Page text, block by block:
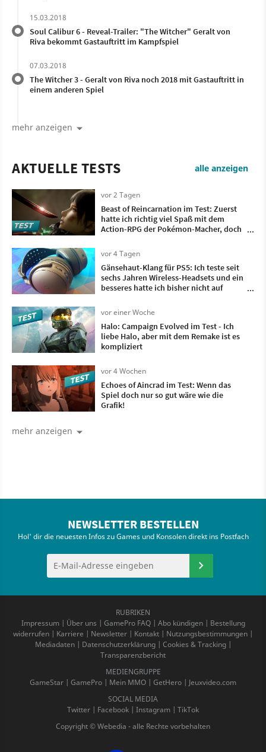
15.03.2018
Soul Calibur 6 - Reveal-Trailer: "The Witcher" Geralt von
Riva bekommt Gastauftritt im Kampfspiel
07.03.2018
The Witcher 3 - Geralt von Riva noch 2018 mit Gastauftritt in
einem anderen Spiel
mehr anzeigen
AKTUELLE TESTS alle anzeigen
vor 2 Tagen
Beast of Reincarnation im Test: Zuerst
hatte ich richtig viel Spaß mit dem
Action-RPG der Pokémon-Macher, doch
vorbei ist
vor 4 Tagen
Gänsehaut-Klang für PS5: Ich teste seit
sechs Jahren Wireless-Headsets und ein
besseres hatte ich bisher nicht auf
vor einer Woche
Halo: Campaign Evolved im Test - Ich
liebe Halo, aber mit dem Remake ist es
kompliziert
vor 4 Wochen
Echoes of Aincrad im Test: Wenn das
Spiel doch nur so gut wäre wie die
Grafik!
mehr anzeigen
NEWSLETTER BESTELLEN
Hol' dir die neuesten Infos zu Games und Konsolen direkt ins Postfach
RUBRIKEN
Impressum| Über uns | GamePro FAQ| Abo kündigen| Bestellung
widerrufen | Karriere | Newsletter | Kontakt | Nutzungsbestimmungen |
Mediadaten| Datenschutzerklärung| Cookies & Tracking|
Transparenzbericht
MEDIENGRUPPE
GameStar | GamePro | Mein MMO | GetHero | Jeuxvideo.com
SOCIAL MEDIA
Twitter | Facebook | Instagram | TikTok
Copyright © Webedia - alle Rechte vorbehalten